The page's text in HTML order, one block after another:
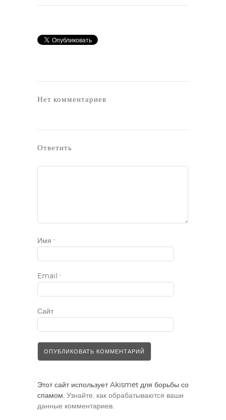
Нет комментариев
Ответить
Имя *
Email *
Сайт
Этот сайт использует Akismet для борьбы со
спамом. Узнайте, как обрабатываются ваши
данные комментариев